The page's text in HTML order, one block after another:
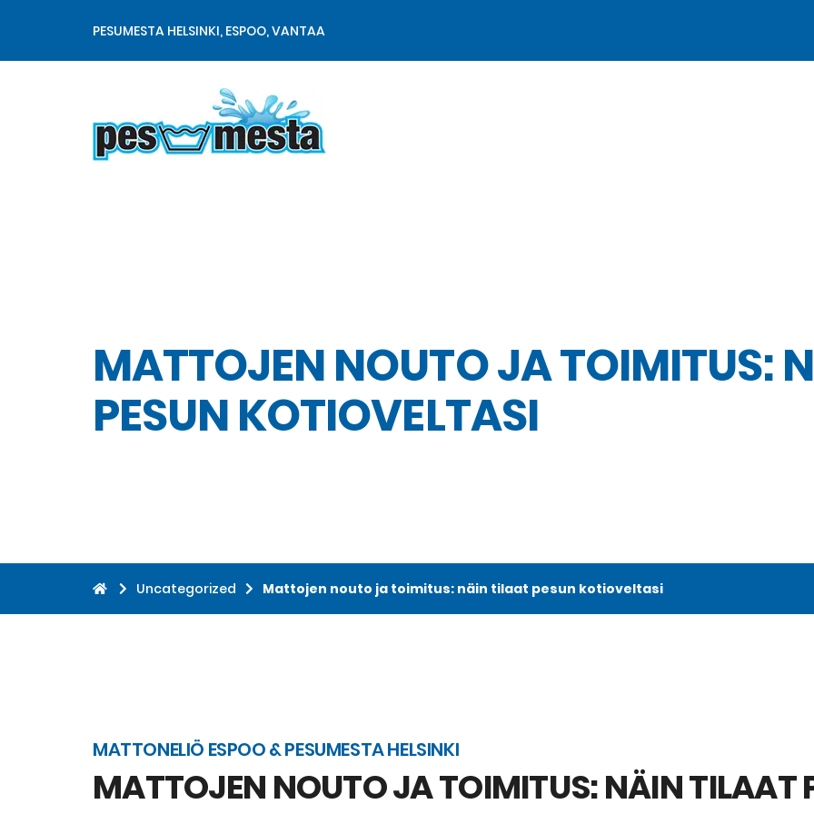
PESUMESTA HELSINKI, ESPOO, VANTAA
MATTOJEN NOUTO JA TOIMITUS:
PESUN KOTIOVELTASI
Uncategorized Mattojen nouto ja toimitus: näin tilaat pesun kotioveltasi
MATTONELIÖ ESPOO & PESUMESTA HELSINKI
MATTOJEN NOUTO JA TOIMITUS: NÄIN TILAAT